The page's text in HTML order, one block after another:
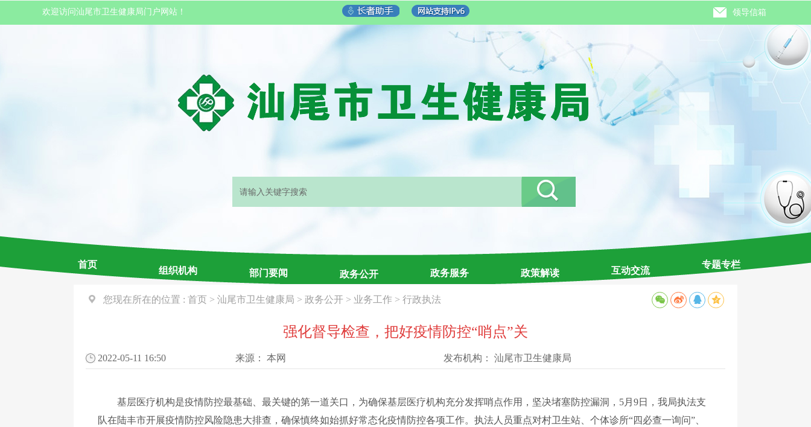
欢迎访问汕尾市卫生健康局门户网站！ 领导信箱
首页
组织机构 部门要闻 政务公开 政务服务 政策解读 互动交流
专题专栏
您现在所在的位置 : 首页 > 汕尾市卫生健康局 > 政务公开 > 业务工作 > 行政执法
强化督导检查，把好疫情防控“哨点”关
2022-05-11 16:50 来源： 本网 发布机构： 汕尾市卫生健康局
基层医疗机构是疫情防控最基础、最关键的第一道关口，为确保基层医疗机构充分发挥哨点作用，坚决堵塞防控漏洞，5月9日，我局执法支
队在陆丰市开展疫情防控风险隐患大排查，确保慎终如始抓好常态化疫情防控各项工作。执法人员重点对村卫生站、个体诊所“四必查一询问”、